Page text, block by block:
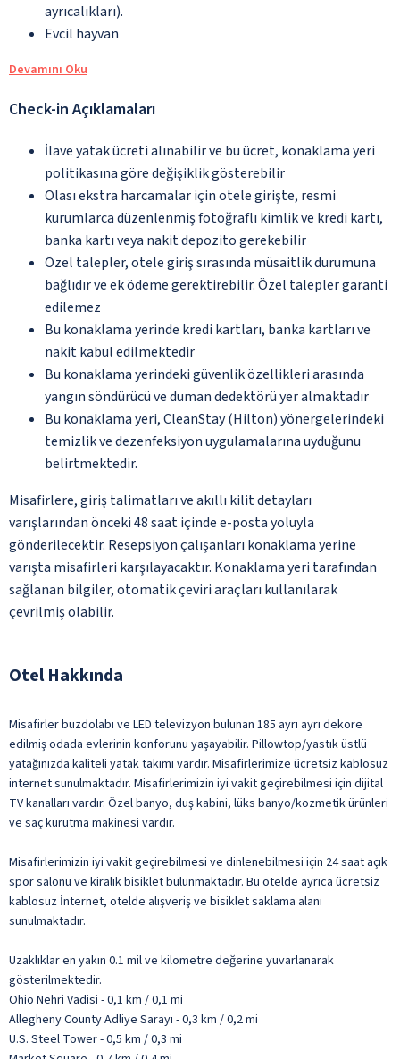
ayrıcalıkları).
Evcil hayvan
Devamını Oku
Check-in Açıklamaları
İlave yatak ücreti alınabilir ve bu ücret, konaklama yeri
politikasına göre değişiklik gösterebilir
Olası ekstra harcamalar için otele girişte, resmi
kurumlarca düzenlenmiş fotoğraflı kimlik ve kredi kartı,
banka kartı veya nakit depozito gerekebilir
Özel talepler, otele giriş sırasında müsaitlik durumuna
bağlıdır ve ek ödeme gerektirebilir. Özel talepler garanti
edilemez
Bu konaklama yerinde kredi kartları, banka kartları ve
nakit kabul edilmektedir
Bu konaklama yerindeki güvenlik özellikleri arasında
yangın söndürücü ve duman dedektörü yer almaktadır
Bu konaklama yeri, CleanStay (Hilton) yönergelerindeki
temizlik ve dezenfeksiyon uygulamalarına uyduğunu
belirtmektedir.
Misafirlere, giriş talimatları ve akıllı kilit detayları
varışlarından önceki 48 saat içinde e-posta yoluyla
gönderilecektir. Resepsiyon çalışanları konaklama yerine
varışta misafirleri karşılayacaktır. Konaklama yeri tarafından
sağlanan bilgiler, otomatik çeviri araçları kullanılarak
çevrilmiş olabilir.
Otel Hakkında
Misafirler buzdolabı ve LED televizyon bulunan 185 ayrı ayrı dekore
edilmiş odada evlerinin konforunu yaşayabilir. Pillowtop/yastık üstlü
yatağınızda kaliteli yatak takımı vardır. Misafirlerimize ücretsiz kablosuz
internet sunulmaktadır. Misafirlerimizin iyi vakit geçirebilmesi için dijital
TV kanalları vardır. Özel banyo, duş kabini, lüks banyo/kozmetik ürünleri
ve saç kurutma makinesi vardır.
Misafirlerimizin iyi vakit geçirebilmesi ve dinlenebilmesi için 24 saat açık
spor salonu ve kiralık bisiklet bulunmaktadır. Bu otelde ayrıca ücretsiz
kablosuz İnternet, otelde alışveriş ve bisiklet saklama alanı
sunulmaktadır.
Uzaklıklar en yakın 0.1 mil ve kilometre değerine yuvarlanarak
gösterilmektedir.
Ohio Nehri Vadisi - 0,1 km / 0,1 mi
Allegheny County Adliye Sarayı - 0,3 km / 0,2 mi
U.S. Steel Tower - 0,5 km / 0,3 mi